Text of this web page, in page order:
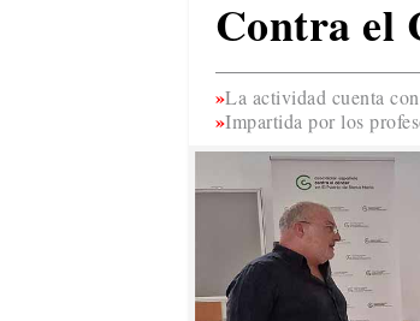
Contra el
La actividad cuenta
Impartida por los